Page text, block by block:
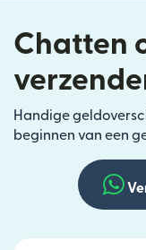
Chatten
Handige
beginnen van een